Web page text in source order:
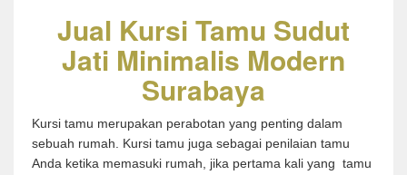
Jual Kursi Tamu Sudut
Jati Minimalis Modern
Surabaya
Kursi tamu merupakan perabotan yang penting dalam
sebuah rumah. Kursi tamu juga sebagai penilaian tamu
Anda ketika memasuki rumah, jika pertama kali yang tamu